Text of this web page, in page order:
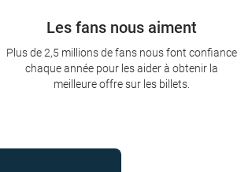
Les fans nous aiment
Plus de 2,5 millions de fans nous font confiance
chaque année pour les aider à obtenir la
meilleure offre sur les billets.